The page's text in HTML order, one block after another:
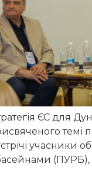
ЄС для
темі
учасники
(ПУРБ),